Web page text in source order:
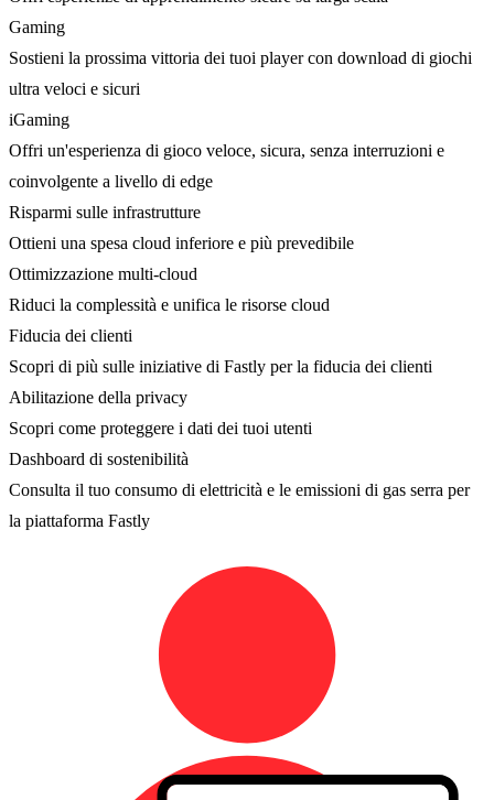
Gaming
Sostieni la prossima vittoria dei tuoi player con download di giochi
ultra veloci e sicuri
iGaming
Offri un'esperienza di gioco veloce, sicura, senza interruzioni e
coinvolgente a livello di edge
Risparmi sulle infrastrutture
Ottieni una spesa cloud inferiore e più prevedibile
Ottimizzazione multi-cloud
Riduci la complessità e unifica le risorse cloud
Fiducia dei clienti
Scopri di più sulle iniziative di Fastly per la fiducia dei clienti
Abilitazione della privacy
Scopri come proteggere i dati dei tuoi utenti
Dashboard di sostenibilità
Consulta il tuo consumo di elettricità e le emissioni di gas serra per
la piattaforma Fastly